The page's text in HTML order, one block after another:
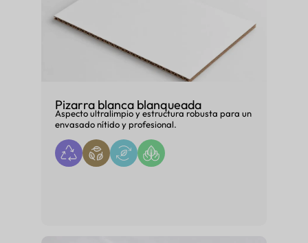
Pizarra blanca blanqueada
Aspecto ultralimpio y estructura robusta para un
envasado nítido y profesional.